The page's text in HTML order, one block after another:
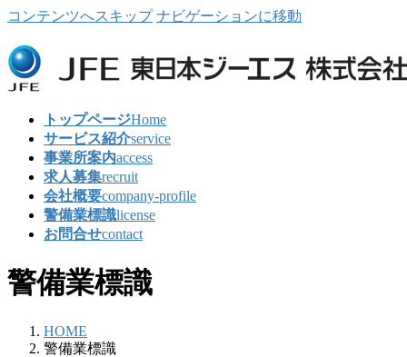
コンテンツへスキップ ナビゲーションに移動
トップページHome
サービス紹介service
事業所案内access
求人募集recruit
会社概要company-profile
警備業標識license
お問合せcontact
警備業標識
HOME
警備業標識